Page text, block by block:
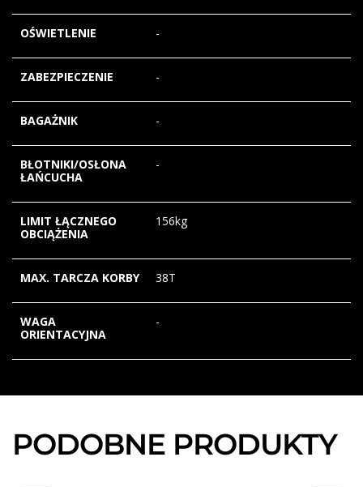
OŚWIETLENIE -
ZABEZPIECZENIE -
BAGAŻNIK -
BŁOTNIKI/OSŁONA
ŁAŃCUCHA
-
LIMIT ŁĄCZNEGO
OBCIĄŻENIA
156kg
MAX. TARCZA KORBY 38T
WAGA
ORIENTACYJNA
-
PODOBNE PRODUKTY